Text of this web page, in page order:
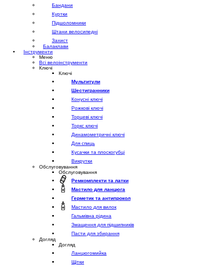
Бандани
Куртки
Підшоломники
Штани велосипедні
Захист
Балаклави
Інструменти
Меню
Всі велоінструменти
Ключі
Ключі
Мультитули
Шестигранники
Конусні ключі
Рожкові ключі
Торцеві ключі
Торкс ключі
Динамометричні ключі
Для спиць
Кусачки та плоскогубці
Викрутки
Обслуговування
Обслуговування
Ремкомплекти та латки
Мастило для ланцюга
Герметик та антипрокол
Мастило для вилок
Гальмівна рідина
Змащення для підшипників
Пасти для збирання
Догляд
Догляд
Ланцюгомийка
Щітки